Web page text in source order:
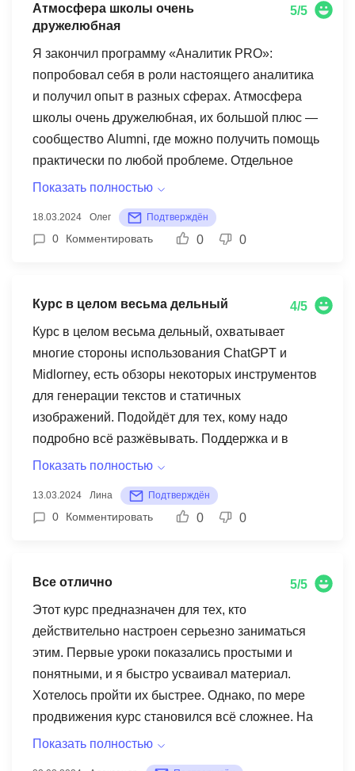
когда вы с командой всю неделю готовите
решение, а на выходных презентуете его
представителям компаний-заказчиков. Я бы
порекомендовала этот курс тем, кто хочет
научиться решать кейсы и ищет способы
структурно подтянуть нужные навыки.
Атмосфера школы очень
дружелюбная
5/5
Я закончил программу «Аналитик PRO»:
попробовал себя в роли настоящего аналитика
и получил опыт в разных сферах. Атмосфера
школы очень дружелюбная, их большой плюс —
сообщество Alumni, где можно получить помощь
практически по любой проблеме. Отдельное
спасибо Вале и Даше за то, что беспокоились за
учебные модули или нет!
Показать полностью
18.03.2024 Олег Подтверждён
0 Комментировать 0 0
Курс в целом весьма дельный
4/5
Курс в целом весьма дельный, охватывает
многие стороны использования ChatGPT и
Midlorney, есть обзоры некоторых инструментов
для генерации текстов и статичных
изображений. Подойдёт для тех, кому надо
подробно всё разжёвывать. Поддержка и в
целом персонал, задействованный на курсе,
Программа содержит не только стандартные
блоки, разбитые по темам, но и лекции
понимание по точкам роста данного курса: не
хватает обзора основных возможностей ИИ в
сфере аудио и видео. Об этом вскользь
упоминается на вебинарах, но хотелось бы
специального блока, которых посвящён этому.
Иначе картина неполная. В остальном
существенных недостатков не вижу, курс
дорабатывается постоянно, насколько могу
Показать полностью
13.03.2024 Лина Подтверждён
0 Комментировать 0 0
Все отлично
5/5
Этот курс предназначен для тех, кто
действительно настроен серьезно заниматься
этим. Первые уроки показались простыми и
понятными, и я быстро усваивал материал.
Хотелось пройти их быстрее. Однако, по мере
продвижения курс становился всё сложнее. На
последних уроках по Адало я проводил по 3-5
Показать полностью